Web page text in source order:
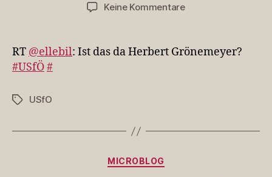
Keine Kommentarezu
Ist
RT @ellebil: Ist das da Herbert Grönemeyer?
#USfÖ#
Schlagwörter
USfO
Kategorien
MICROBLOG